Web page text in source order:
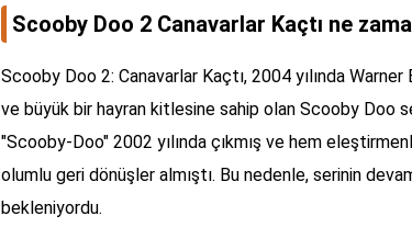
Scooby Doo 2 Canavarlar Kaçtı ne
Scooby Doo 2: Canavarlar Kaçtı, 2004 yılında
ve büyük bir hayran kitlesine sahip olan Scooby Doo
"Scooby-Doo" 2002 yılında çıkmış ve hem
olumlu geri dönüşler almıştı. Bu nedenle, serinin
bekleniyordu.